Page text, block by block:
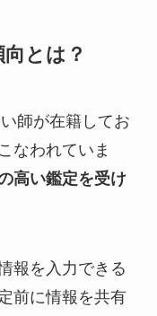
とは？
師が在籍してお
なわれていま
高い鑑定を受け
報を入力できる
前に情報を共有